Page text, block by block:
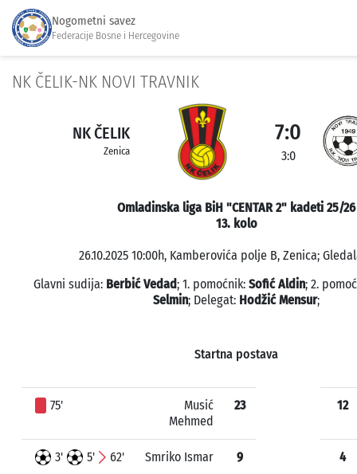
Nogometni savez
Federacije Bosne i Hercegovine
NK ČELIK-NK NOVI TRAVNIK
NK ČELIK
Zenica
7:0
3:0
Omladinska liga BiH "CENTAR 2" kadeti 25/26
13. kolo
26.10.2025 10:00h, Kamberovića polje B, Zenica;
Glavni sudija: Berbić Vedad; 1. pomoćnik: Sofić Aldin; 2.
Selmin; Delegat: Hodžić Mensur;
Startna postava
75'
Musić
Mehmed
23
3' 5' 62' Smriko Ismar 9
12
4